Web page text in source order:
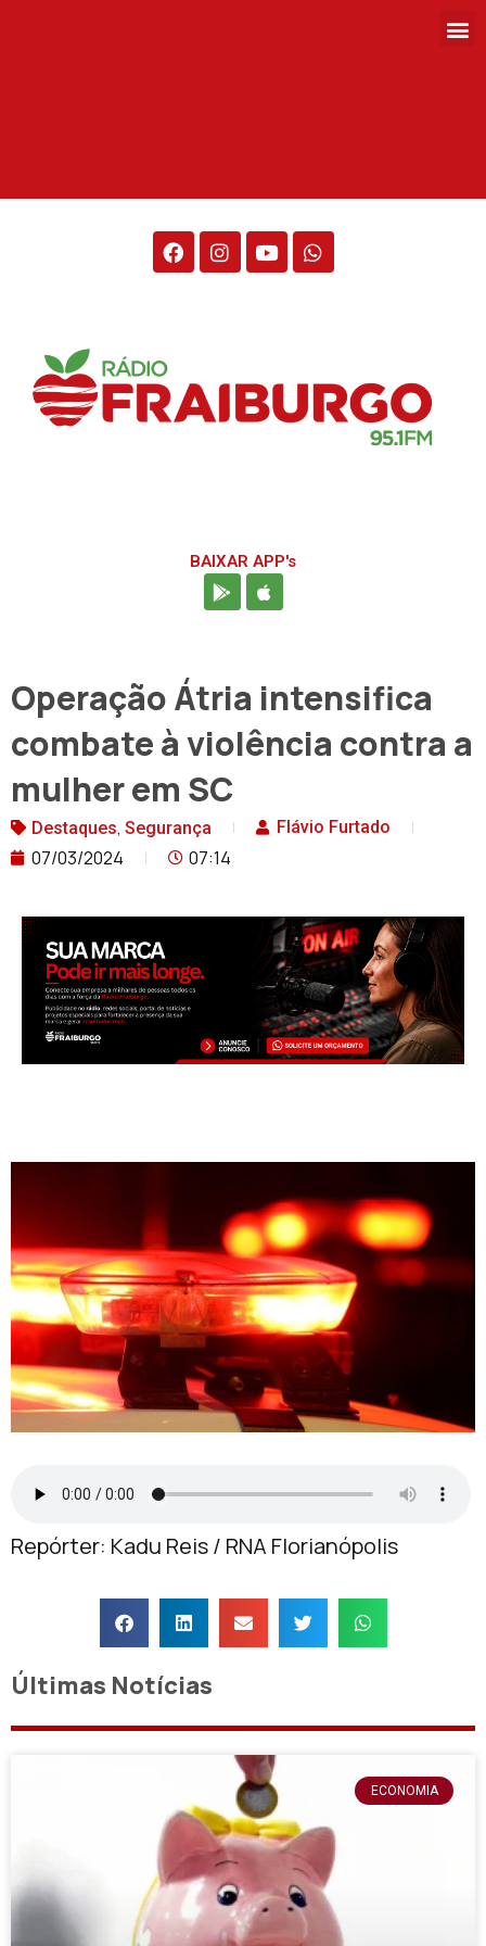
BAIXAR APP's
Operação Átria intensifica
combate à violência contra a
mulher em SC
Destaques, Segurança Flávio Furtado
07/03/2024 07:14
Repórter: Kadu Reis / RNA Florianópolis
Últimas Notícias
ECONOMIA